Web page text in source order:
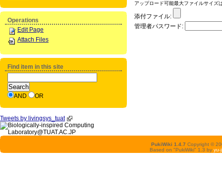
アップロード可能最大ファイルサイズ
添付ファイル:
管理者パスワード:
Operations
Edit Page
Attach Files
Find item in this site
AND OR
Tweets by livingsys_tuat
PukiWiki 1.4.7 Copyright ©
Based on "PukiWiki" 1.3 by yu-ji